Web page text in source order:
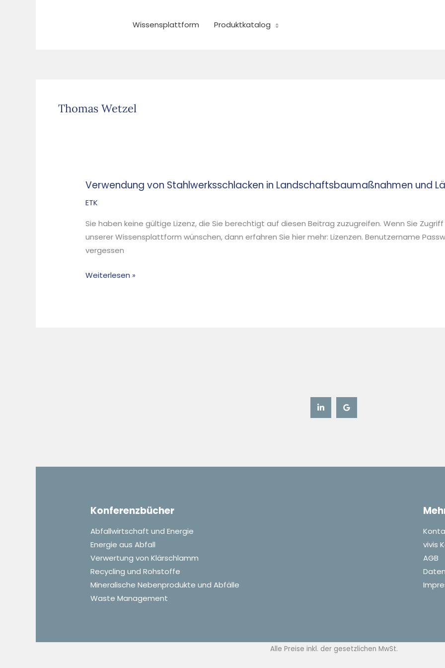
Wissensplattform Produktkatalog
Thomas Wetzel
Verwendung von Stahlwerksschlacken in Landschaftsbaumaßnahmen und
ETK
Sie haben keine gültige Lizenz, die Sie berechtigt auf diesen Beitrag zuzugreifen. Wenn Sie
unserer Wissensplattform wünschen, dann erfahren Sie hier mehr: Lizenzen. Benutzername
vergessen
Verwendung
von
in
Landschaftsbaumaßnahmen
und
Weiterlesen »
Konferenzbücher
Abfallwirtschaft und Energie
Energie aus Abfall
Verwertung von Klärschlamm
Recycling und Rohstoffe
Mineralische Nebenprodukte und Abfälle
Waste Management
vivis
AGB
Alle Preise inkl. der gesetzlichen MwSt.